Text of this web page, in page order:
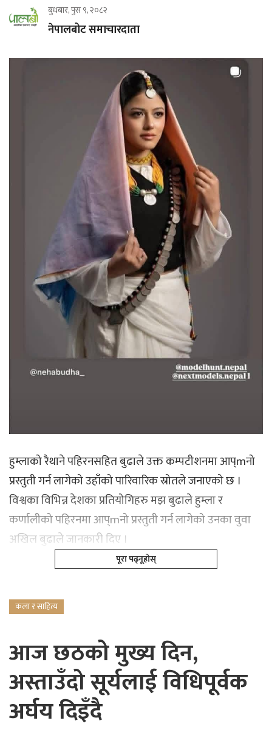
बुधबार, पुस ९, २०८२
नेपालबोट समाचारदाता
हुम्लाको रैथाने पहिरनसहित बुढाले उक्त कम्पटीशनमा आप्mनो
प्रस्तुती गर्न लागेको उहाँको पारिवारिक स्रोतले जनाएको छ ।
विश्वका विभिन्न देशका प्रतियोगिहरु मझ बुढाले हुम्ला र
कर्णालीको पहिरनमा आप्mनो प्रस्तुती गर्न लागेको उनका वुवा
अखिल बुढाले जानकारी दिए ।
पूरा पढ्नूहोस्
कला र साहित्य
आज छठको मुख्य दिन,
अस्ताउँदो सूर्यलाई विधिपूर्वक
अर्घय दिइँदै